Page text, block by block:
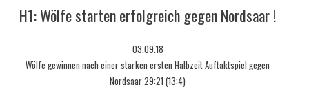
H1: Wölfe starten erfolgreich gegen Nordsaar !
03.09.18
Wölfe gewinnen nach einer starken ersten Halbzeit Auftaktspiel gegen
Nordsaar 29:21 (13:4)